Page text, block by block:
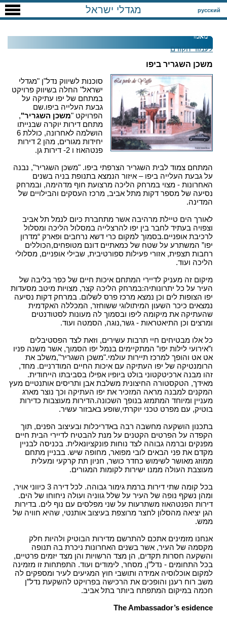
русский מגדלי ישראל
מאמר
לעמוד הקודם
משכן השגריר ביפו
סוכנות לשיווק נדל"ן "מגדלי
ישראל" החלה בשיווק פרויקט
במתחם של יפו עתיקה על
גבעת העלייה ביפו.שם
הפרויקט "משכן השגריר",
מתחם דירות יוקרה שבנייתו
הושלמה לאחרונה, כוללת 6
יחידות מגורים, מהן 2 דירות
פנטהאוז ו 2- דירות גן.
המתחם צמוד לבית השגריר הצרפתי ביפו. "משכן השגריר", נבנה
על גבעת העלייה ביפו – איזור הנמצא בתנופת בניה בשנים
האחרונות - מצוי במרחק הליכה מרצועת חוף מדהימה, ובמרחק
נסיעה של מספר דקות מתל אביב, מרכז העסקים והבילויים של
המדינה.
לאורך הים טיילת מרהיבה אשר מתחברת כיום לנמל תל אביב
וצפויה בעתיד לחבר בין יפו להרצלייה במסלול הליכה ומסלול
לרכיבת אופניים.בסמוך למקום כרי דשא נרחבים ופארק “מדרון
יפו” המשתרע על שטח של כמאתיים דונם מטופחים,הכוללים
רחבות תצפית, אזורי פעילות ספורטיבית, שבילי אופניים, מסלולי
הליכה ועוד.
מיקום זה מעניק לדיירי המתחם איכות חיים של כפר בליבה של
העיר על כל יתרונותיה:במרחק הליכה קצר, מצויות מיטב מסעדות
יפו הצופות לים וכן נמצא מרכז פרס לשלום. במרחק דקות נסיעה
נמצאים כיכר השעון המיתולוגי ששוחזר, המכללה האקדמית
שהעתיקה את מיקומה ליפו ובסמוך לה מעונות לסטודנטים
ומרצים וכן התיאטראות - גשר,נוגה, הסמטה ועוד.
כל אלו מבטיחים חיי תרבות עשירים, וזאת לצד הפסטיבלים
ו”אירועי לילות יפו” המתקיימים בנמל יפו הסמוך, אשר משנה פניו
אט אט והופך למרכז תיירות עולמי."משכן השגריר",משלב את
הרומנטיקה של יפו העתיקה עם איכות החיים המודרניים. מחד,
זהו מבנה ארכיטקטוני בולט ביופיו אפילו בסביבתו הייחודית.
מאידך, הטקסטורה החיצונית משלבת אבן ותריסים אותנטיים מעץ
המקנים למבנה מראה המזכיר את יפו העתיקה וכך נוצר מארג
מעניין ומיוחד המתמזג בנופך השכונה.הדירות מעוצבות כדירות
בוטיק, עם מפרט טכני יוקרתי,שופע באבזור עשיר.
בתכנון הושקעה מחשבה רבה באדריכלות ובעיצוב הפנים, תוך
הקפדה על הפרטים הקטנים על מנת להבטיח לדיירי הבית חיים
מפנקים וברמה גבוהה לצד נוחות פונקציונאלית. בכניסה לבניין
מקדם את פני הבאים לובי מפואר, מחופה שיש. בבניין מתחם
ממוזג מאושר לשימוש כחדר כושר, חניון תת קרקעי ומעלית
מעוצבת העולה ממנו ישירות לקומות המגורים.
בכל קומה שתי דירות ברמת גימור גבוהה. לכל דירה 3 כיווני אויר,
ומהן נשקף נופה של העיר על שלל גווניה ועולה ניחוחו של הים.
דירות הפנטהאוז משתרעות על שני מפלסים עם נוף לים. בדירות
הגן יציאה מהסלון לחצר מרוצפת בעיצוב אותנטי, שהיא חוויה של
ממש.
אנחנו מזמינים אתכם להתרשם מדירות הבוטיק ולהיות חלק
מקסמה של העיר, אשר בשנים האחרונות ניכרת בה תנופה
והשקעה חסרות תקדים, הן מצד הרשויות והן מצד יזמים פרטיים,
בכל התחומים - נדל”ן, מסחר, לימודים ועוד. התפתחות זו מזמינה
למקום אוכלוסיה אמידה ותושבי חוץ המגיעים לעיר ומספקים לה
משב רוח רענן והופכים את הרכישה בפרויקט להשקעת נדל”ן
חכמה במיקום המתפתח ביותר בתל אביב.
The Ambassador’s esidence